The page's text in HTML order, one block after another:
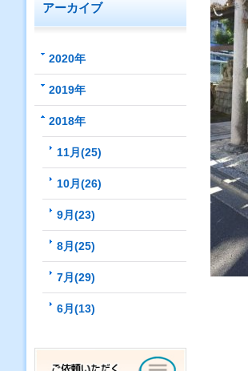
アーカイブ
2020年
2019年
2018年
11月(25)
10月(26)
9月(23)
8月(25)
7月(29)
6月(13)